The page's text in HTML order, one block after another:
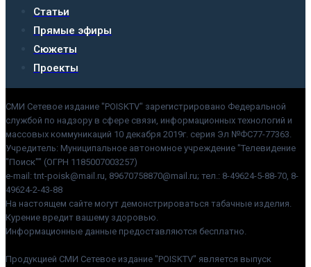
Статьи
Прямые эфиры
Сюжеты
Проекты
СМИ Сетевое издание "POISKTV" зарегистрировано Федеральной
службой по надзору в сфере связи, информационных технологий и
массовых коммуникаций 10 декабря 2019г. серия Эл №ФС77-77363.
Учредитель: Муниципальное автономное учреждение "Телевидение
"Поиск"" (ОГРН 1185007003257)
e-mail: tnt-poisk@mail.ru, 89670758870@mail.ru; тел.: 8-49624-5-88-70, 8-
49624-2-43-88
На настоящем сайте могут демонстрироваться табачные изделия.
Курение вредит вашему здоровью.
Информационные данные предоставляются бесплатно.
Продукцией СМИ Сетевое издание "POISKTV" является выпуск